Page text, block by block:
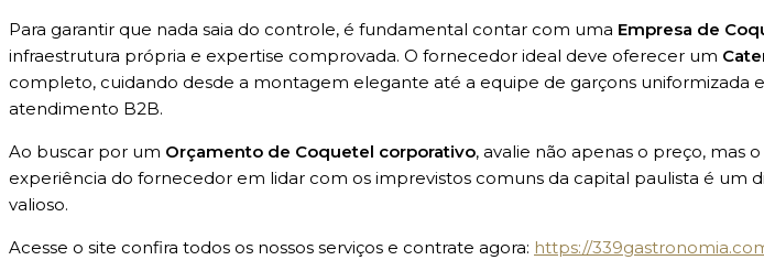
Para garantir que nada saia do controle, é fundamental contar com uma Empresa de
infraestrutura própria e expertise comprovada. O fornecedor ideal deve oferecer um
completo, cuidando desde a montagem elegante até a equipe de garçons uniformizada
atendimento B2B.
Ao buscar por um Orçamento de Coquetel corporativo, avalie não apenas o preço, mas
experiência do fornecedor em lidar com os imprevistos comuns da capital paulista é um
valioso.
Acesse o site confira todos os nossos serviços e contrate agora: https://